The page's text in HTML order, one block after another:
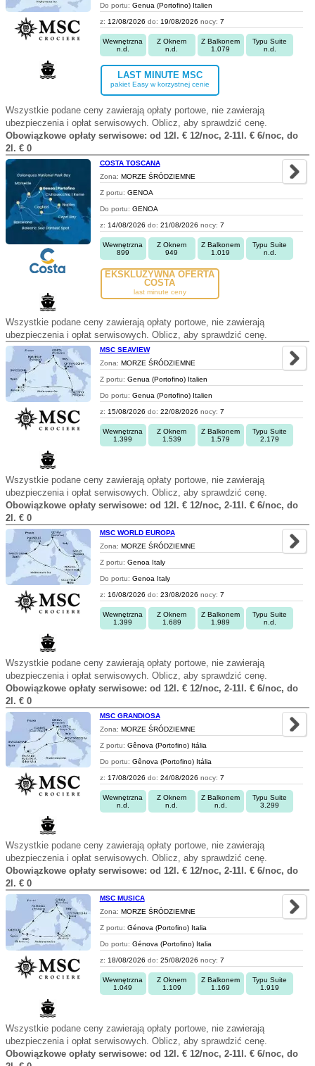
Do portu: Genua (Portofino) Italien
z: 12/08/2026 do: 19/08/2026 nocy: 7
Wewnętrzna
n.d.
Z Oknem
n.d.
Z Balkonem
1.079
Typu Suite
n.d.
LAST MINUTE MSC
pakiet Easy w korzystnej cenie
Wszystkie podane ceny zawierają opłaty portowe, nie zawierają
ubezpieczenia i opłat serwisowych. Oblicz, aby sprawdzić cenę.
Obowiązkowe opłaty serwisowe: od 12l. € 12/noc, 2-11l. € 6/noc, do
2l. € 0
COSTA TOSCANA
Zona: MORZE ŚRÓDZIEMNE
Z portu: GENOA
Do portu: GENOA
z: 14/08/2026 do: 21/08/2026 nocy: 7
Wewnętrzna
899
Z Oknem
949
Z Balkonem
1.019
Typu Suite
n.d.
EKSKLUZYWNA OFERTA
COSTA
last minute ceny
Wszystkie podane ceny zawierają opłaty portowe, nie zawierają
ubezpieczenia i opłat serwisowych. Oblicz, aby sprawdzić cenę.
MSC SEAVIEW
Zona: MORZE ŚRÓDZIEMNE
Z portu: Genua (Portofino) Italien
Do portu: Genua (Portofino) Italien
z: 15/08/2026 do: 22/08/2026 nocy: 7
Wewnętrzna
1.399
Z Oknem
1.539
Z Balkonem
1.579
Typu Suite
2.179
Wszystkie podane ceny zawierają opłaty portowe, nie zawierają
ubezpieczenia i opłat serwisowych. Oblicz, aby sprawdzić cenę.
Obowiązkowe opłaty serwisowe: od 12l. € 12/noc, 2-11l. € 6/noc, do
2l. € 0
MSC WORLD EUROPA
Zona: MORZE ŚRÓDZIEMNE
Z portu: Genoa Italy
Do portu: Genoa Italy
z: 16/08/2026 do: 23/08/2026 nocy: 7
Wewnętrzna
1.399
Z Oknem
1.689
Z Balkonem
1.989
Typu Suite
n.d.
Wszystkie podane ceny zawierają opłaty portowe, nie zawierają
ubezpieczenia i opłat serwisowych. Oblicz, aby sprawdzić cenę.
Obowiązkowe opłaty serwisowe: od 12l. € 12/noc, 2-11l. € 6/noc, do
2l. € 0
MSC GRANDIOSA
Zona: MORZE ŚRÓDZIEMNE
Z portu: Gênova (Portofino) Itália
Do portu: Gênova (Portofino) Itália
z: 17/08/2026 do: 24/08/2026 nocy: 7
Wewnętrzna
n.d.
Z Oknem
n.d.
Z Balkonem
n.d.
Typu Suite
3.299
Wszystkie podane ceny zawierają opłaty portowe, nie zawierają
ubezpieczenia i opłat serwisowych. Oblicz, aby sprawdzić cenę.
Obowiązkowe opłaty serwisowe: od 12l. € 12/noc, 2-11l. € 6/noc, do
2l. € 0
MSC MUSICA
Zona: MORZE ŚRÓDZIEMNE
Z portu: Génova (Portofino) Italia
Do portu: Génova (Portofino) Italia
z: 18/08/2026 do: 25/08/2026 nocy: 7
Wewnętrzna
1.049
Z Oknem
1.109
Z Balkonem
1.169
Typu Suite
1.919
Wszystkie podane ceny zawierają opłaty portowe, nie zawierają
ubezpieczenia i opłat serwisowych. Oblicz, aby sprawdzić cenę.
Obowiązkowe opłaty serwisowe: od 12l. € 12/noc, 2-11l. € 6/noc, do